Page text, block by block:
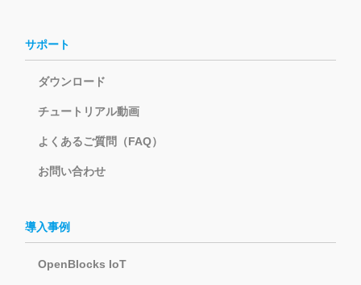
サポート
ダウンロード
チュートリアル動画
よくあるご質問（FAQ）
お問い合わせ
導入事例
OpenBlocks IoT